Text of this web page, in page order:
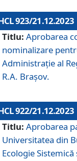
923/21.12.2023
Titlu: Aprobarea
nominalizare
Administrație al
R.A. Brașov.
922/21.12.2023
Titlu: Aprobarea
Universitatea din
Ecologie